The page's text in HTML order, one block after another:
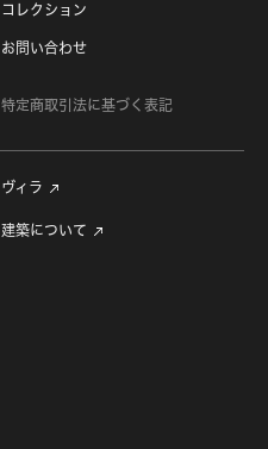
コレクション
お問い合わせ
特定商取引法に基づく表記
ヴィラ
建築について